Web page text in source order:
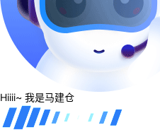
Hiiii~ 我是马建仓